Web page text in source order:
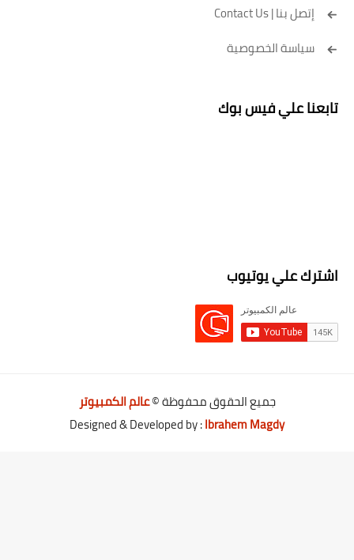
إتصل بنا | Contact Us
سياسة الخصوصية
تابعنا علي فيس بوك
اشترك علي يوتيوب
جميع الحقوق محفوظة ©عالم الكمبيوتر
Designed & Developed by :Ibrahem Magdy